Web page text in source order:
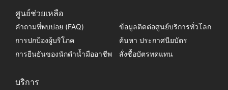
ศูนย์ช่วยเหลือ
คำถามที่พบบ่อย (FAQ)
ข้อมูลติดต่อศูนย์บริการทั่วโลก
การปกป้องผู้บริโภค
ค้นหา ประกาศนียบัตร
การยืนยันของนักดำน้ำมืออาชีพ
สั่งซื้อบัตรทดแทน
บริการ